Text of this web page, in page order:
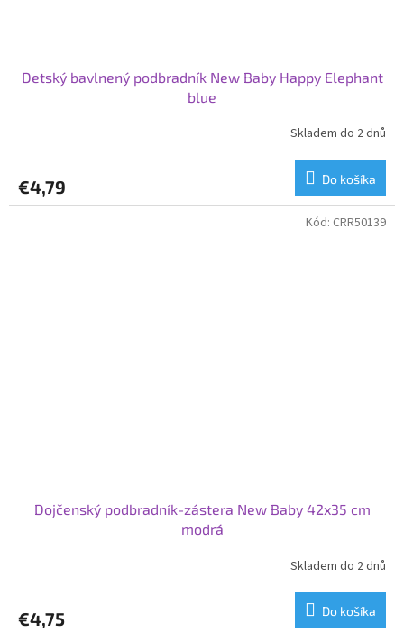
Detský bavlnený podbradník New Baby Happy Elephant
blue
Skladem do 2 dnů
€4,79 Do košíka
Dojčenský podbradník-zástera New Baby 42x35 cm
modrá
Skladem do 2 dnů
€4,75 Do košíka
Kód: CRR50139